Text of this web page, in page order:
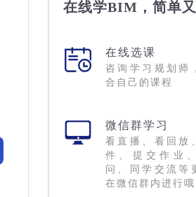
在线学BIM，简单
在线选课
咨询学习规划师
合自己的课程
微信群学习
看直播、看回放
件、提交作业
问、同学交流等
在微信群内进行哦